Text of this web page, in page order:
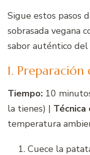
Sigue estos pasos
sobrasada vegana
sabor auténtico
1.
Tiempo: 10
la tienes) | Técnica
temperatura
Cuece la